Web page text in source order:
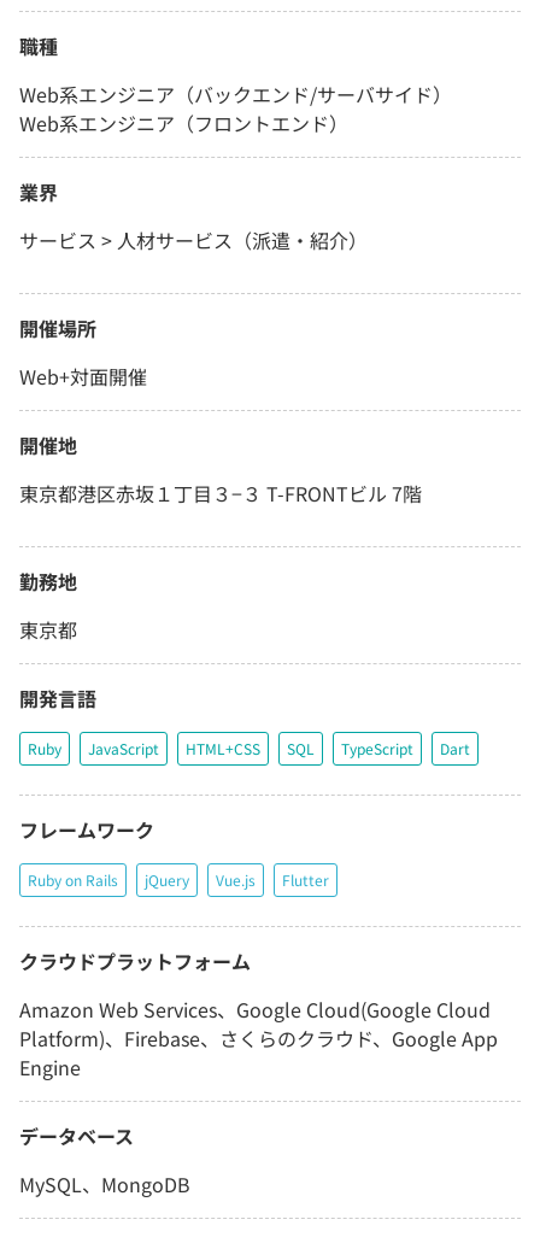
職種
Web系エンジニア（バックエンド/サーバサイド）
Web系エンジニア（フロントエンド）
業界
サービス > 人材サービス（派遣・紹介）
開催場所
Web+対面開催
開催地
東京都港区赤坂１丁目３−３ T-FRONTビル 7階
勤務地
東京都
開発言語
Ruby JavaScript HTML+CSS SQL TypeScript Dart
フレームワーク
Ruby on Rails jQuery Vue.js Flutter
クラウドプラットフォーム
Amazon Web Services、Google Cloud(Google Cloud
Platform)、Firebase、さくらのクラウド、Google App
Engine
データベース
MySQL、MongoDB